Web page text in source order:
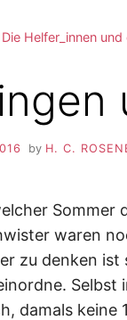
Die Helfer_innen
by H. C.
Sommer
waren
zu denken
damals keine